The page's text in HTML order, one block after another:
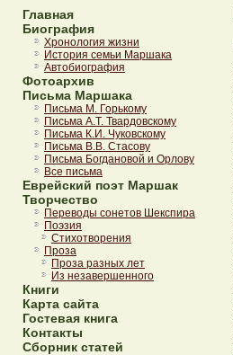
Главная
Биография
Хронология жизни
История семьи Маршака
Автобиография
Фотоархив
Письма Маршака
Письма М. Горькому
Письма А.Т. Твардовскому
Письма К.И. Чуковскому
Письма В.В. Стасову
Письма Богдановой и Орлову
Все письма
Еврейский поэт Маршак
Творчество
Переводы сонетов Шекспира
Поэзия
Стихотворения
Проза
Проза разных лет
Из незавершенного
Книги
Карта сайта
Гостевая книга
Контакты
Сборник статей